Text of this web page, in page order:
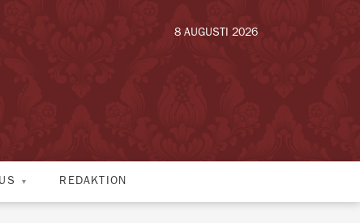
8 AUGUSTI 2026
REDAKTION